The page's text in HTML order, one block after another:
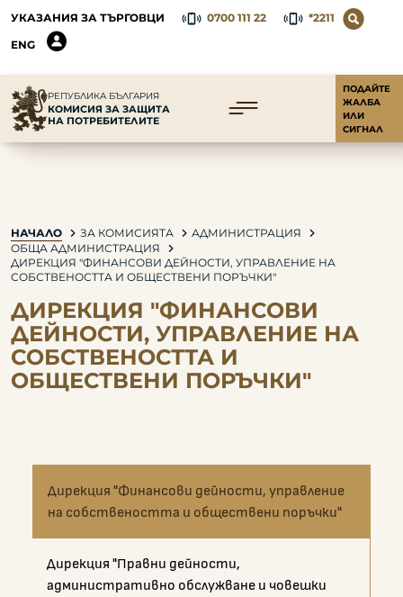
УКАЗАНИЯ ЗА ТЪРГОВЦИ 0700 111 22
*2211
ENG
РЕПУБЛИКА БЪЛГАРИЯ
КОМИСИЯ ЗА ЗАЩИТА
НА ПОТРЕБИТЕЛИТЕ
ПОДАЙТЕ
ЖАЛБА
ИЛИ
СИГНАЛ
НАЧАЛО ЗА КОМИСИЯТА
АДМИНИСТРАЦИЯ
ОБЩА АДМИНИСТРАЦИЯ
ДИРЕКЦИЯ "ФИНАНСОВИ ДЕЙНОСТИ, УПРАВЛЕНИЕ НА
СОБСТВЕНОСТТА И ОБЩЕСТВЕНИ ПОРЪЧКИ"
ДИРЕКЦИЯ "ФИНАНСОВИ
ДЕЙНОСТИ, УПРАВЛЕНИЕ НА
СОБСТВЕНОСТТА И
ОБЩЕСТВЕНИ ПОРЪЧКИ"
Дирекция "Финансови дейности, управление
на собствеността и обществени поръчки"
Дирекция "Правни дейности,
административно обслужване и човешки